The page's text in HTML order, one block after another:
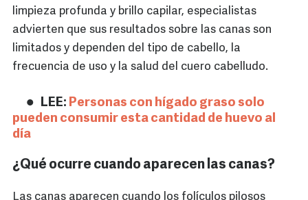
limpieza profunda y brillo capilar, especialistas
advierten que sus resultados sobre las canas son
limitados y dependen del tipo de cabello, la
frecuencia de uso y la salud del cuero cabelludo.
LEE: Personas con hígado graso solo
pueden consumir esta cantidad de huevo al
día
¿Qué ocurre cuando aparecen las canas?
Las canas aparecen cuando los folículos pilosos